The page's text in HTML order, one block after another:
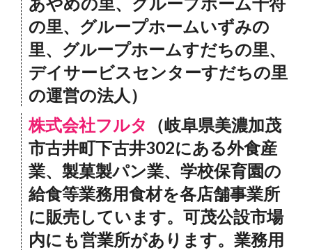
の里、グループホームいずみの
里、グループホームすだちの里、
デイサービスセンターすだちの里
の運営の法人）
株式会社フルタ
（岐阜県美濃加茂
市古井町下古井302にある外食産
業、製菓製パン業、学校保育園の
給食等業務用食材を各店舗事業所
に販売しています。可茂公設市場
内にも営業所があります。業務用